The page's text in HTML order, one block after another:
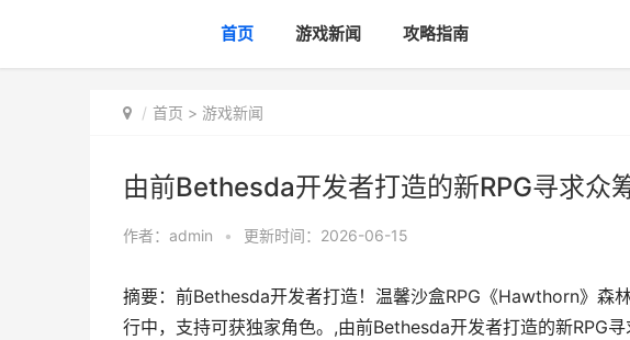
首页 游戏新闻 攻略指南
首页 > 游戏新闻
由前Bethesda开发者打造的新RPG寻求众
作者： admin • 更新时间：2026-06-15
摘要：前Bethesda开发者打造！温馨沙盒RPG《Hawthorn》森
行中，支持可获独家角色。,由前Bethesda开发者打造的新RPG